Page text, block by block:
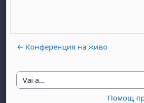
← Конференция на живо
Vai a...
Помощ